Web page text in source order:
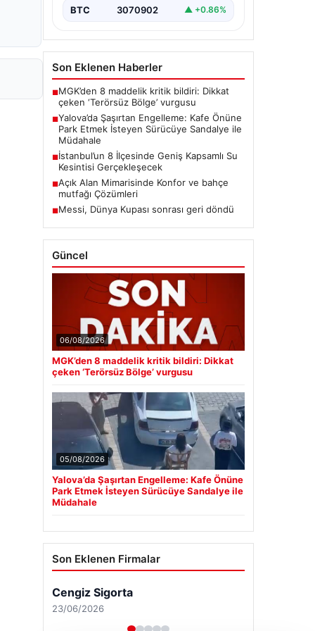
BTC 3070902 ▲ +0.86%
Son Eklenen Haberler
■MGK’den 8 maddelik kritik bildiri: Dikkat
çeken ‘Terörsüz Bölge’ vurgusu
■Yalova’da Şaşırtan Engelleme: Kafe Önüne
Park Etmek İsteyen Sürücüye Sandalye ile
Müdahale
■İstanbul’un 8 İlçesinde Geniş Kapsamlı Su
Kesintisi Gerçekleşecek
■Açık Alan Mimarisinde Konfor ve bahçe
mutfağı Çözümleri
■Messi, Dünya Kupası sonrası geri döndü
Güncel
06/08/2026
MGK’den 8 maddelik kritik bildiri: Dikkat
çeken ‘Terörsüz Bölge’ vurgusu
05/08/2026
Yalova’da Şaşırtan Engelleme: Kafe Önüne
Park Etmek İsteyen Sürücüye Sandalye ile
Müdahale
Son Eklenen Firmalar
Cengiz Sigorta
23/06/2026